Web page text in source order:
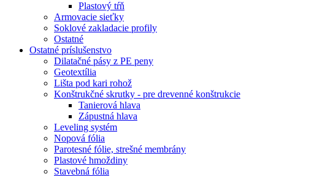
Plastový tŕň
Armovacie sieťky
Soklové zakladacie profily
Ostatné
Ostatné príslušenstvo
Dilatačné pásy z PE peny
Geotextília
Lišta pod kari rohož
Konštrukčné skrutky - pre drevenné konštrukcie
Tanierová hlava
Zápustná hlava
Leveling systém
Nopová fólia
Parotesné fólie, strešné membrány
Plastové hmoždiny
Stavebná fólia